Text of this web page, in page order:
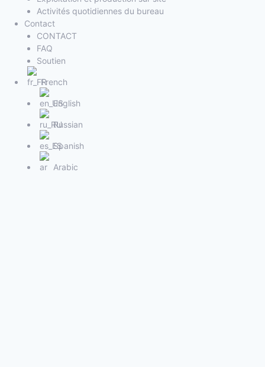
Activités quotidiennes du bureau
Contact
CONTACT
FAQ
Soutien
French
English
Russian
Spanish
Arabic